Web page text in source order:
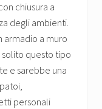
chiusura a
degli ambienti.
armadio a muro
questo tipo
e sarebbe una
personali